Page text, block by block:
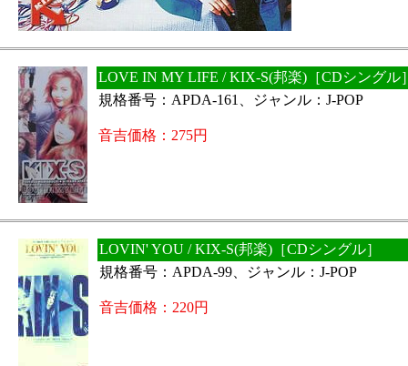
LOVE IN MY LIFE / KIX-S(邦楽)［CDシングル
規格番号：APDA-161、ジャンル：J-POP
音吉価格：275円
LOVIN' YOU / KIX-S(邦楽)［CDシングル］
規格番号：APDA-99、ジャンル：J-POP
音吉価格：220円